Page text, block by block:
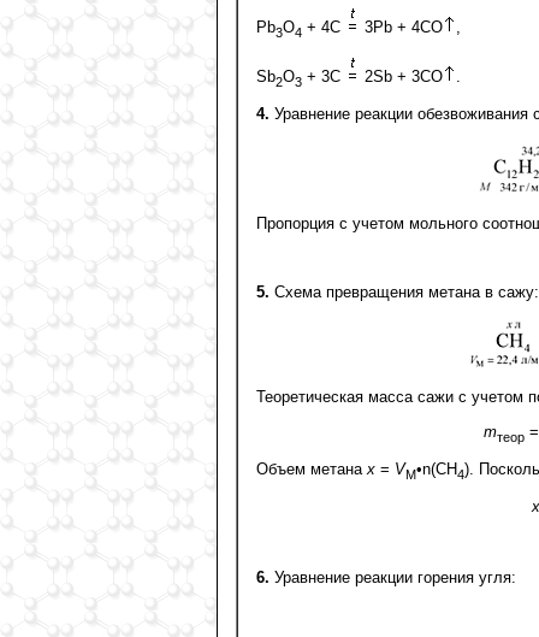
Pb3O4 + 4C 3Pb + 4CO
Sb2O3 + 3C 2Sb + 3CO
4. Уравнение реакции обезвоживания
Пропорция с учетом мольного
5. Схема превращения метана в сажу:
Теоретическая масса сажи с учетом
mтеор
Объем метана x = VM•n(CH4).
х
6. Уравнение реакции горения угля: